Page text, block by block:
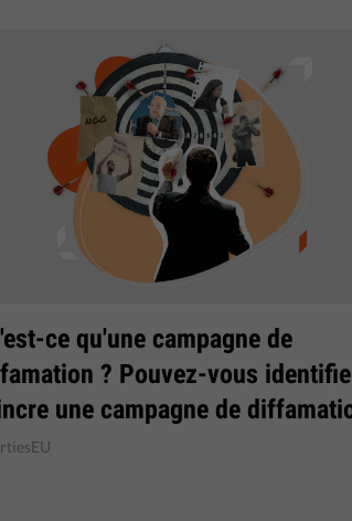
ce qu'une campagne de
? Pouvez-vous
une campagne de